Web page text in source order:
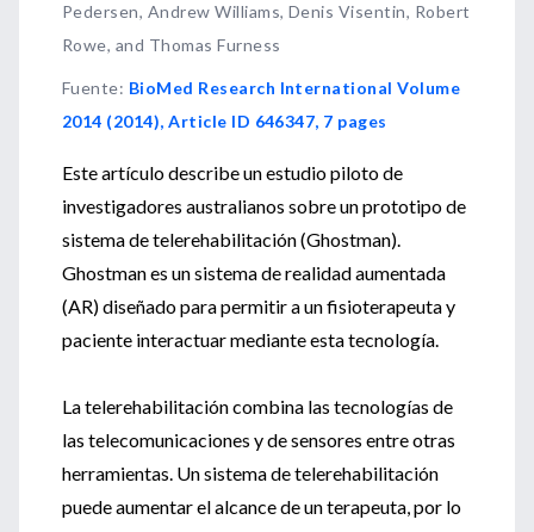
Pedersen, Andrew Williams, Denis Visentin, Robert
Rowe, and Thomas Furness
Fuente: BioMed Research International Volume
2014 (2014), Article ID 646347, 7 pages
Este artículo describe un estudio piloto de
investigadores australianos sobre un prototipo de
sistema de telerehabilitación (Ghostman).
Ghostman es un sistema de realidad aumentada
(AR) diseñado para permitir a un fisioterapeuta y
paciente interactuar mediante esta tecnología.
La telerehabilitación combina las tecnologías de
las telecomunicaciones y de sensores entre otras
herramientas. Un sistema de telerehabilitación
puede aumentar el alcance de un terapeuta, por lo